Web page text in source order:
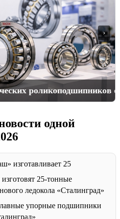
роликоподшипников
›
одной
изготавливает 25
25-тонные
ледокола «Сталинград»
упорные подшипники